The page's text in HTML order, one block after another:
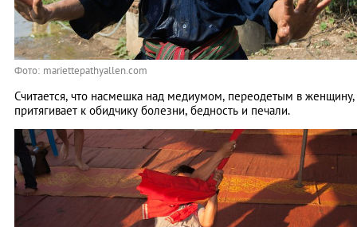
Фото: mariettepathyallen.com
Считается, что насмешка над медиумом, переодетым в женщину,
притягивает к обидчику болезни, бедность и печали.